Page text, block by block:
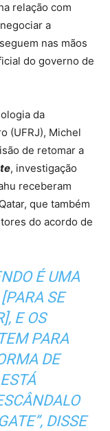
relação com
a
nas mãos
do governo de
da
(UFRJ), Michel
de retomar a
, investigação
receberam
que também
do acordo de
É UMA
SE
E OS
PARA
DE
DISSE